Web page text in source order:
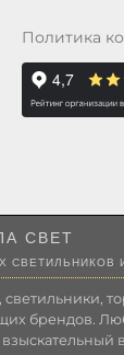
Политика
СВЕТ
СВЕТИЛЬНИКОВ
брендов.